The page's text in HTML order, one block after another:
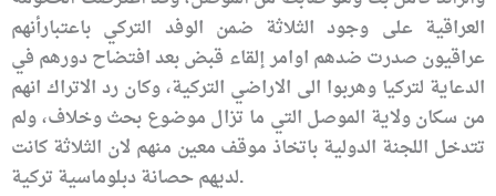
العراقية على وجود الثلاثة ضمن الوفد التركي باعتبارأنهم
عراقيون صدرت ضدهم اوامر إلقاء قبض بعد افتضاح دورهم في
الدعاية لتركيا وهربوا الى الاراضي التركية، وكان رد الاتراك انهم
من سكان ولاية الموصل التي ما تزال موضوع بحث وخلاف، ولم
تتدخل اللجنة الدولية باتخاذ موقف معين منهم لان الثلاثة كانت
لديهم حصانة دبلوماسية تركية.